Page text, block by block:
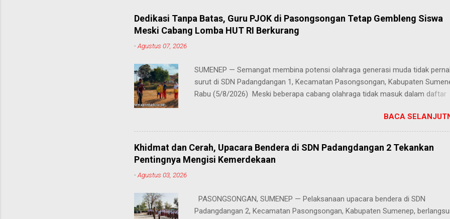
Dedikasi Tanpa Batas, Guru PJOK di Pasongsongan Tetap Gembleng Siswa
Meski Cabang Lomba HUT RI Berkurang
-Agustus 07, 2026
SUMENEP — Semangat membina potensi olahraga generasi muda tidak
surut di SDN Padangdangan 1, Kecamatan Pasongsongan, Kabupaten
Rabu (5/8/2026) Meski beberapa cabang olahraga tidak masuk dalam daftar
ini, proses latihan bagi para siswa tetap berjalan penuh antusias. Risqon
S.Pd., guru Pendidikan Jasmani, Olahraga, dan Kesehatan (PJOK) di sekolah
tersebut, memilih untuk terus mendampingi dan melatih anak-anak didiknya.
satu cabang yang absen pada perayaan tahun ini adalah lomba lari, padahal
atletik tersebut sempat digelar dan menjadi salah satu ajang favorit pada
perayaan yang dirancang tahun ini. Meski memahami kendala dan situasi
dihadapi pihak panitia, Risqon tetap tidak menyurutkan porsi ...
BACA
Khidmat dan Cerah, Upacara Bendera di SDN Padangdangan 2 Tekankan
Pentingnya Mengisi Kemerdekaan
-Agustus 03, 2026
PASONGSONGAN, SUMENEP — Pelaksanaan upacara bendera di SDN
Padangdangan 2, Kecamatan Pasongsongan, Kabupaten Sumenep,